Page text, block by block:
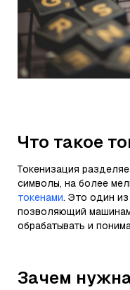
Что такое
Токенизация
символы, на более
токенами. Это один
позволяющий
обрабатывать и
Зачем